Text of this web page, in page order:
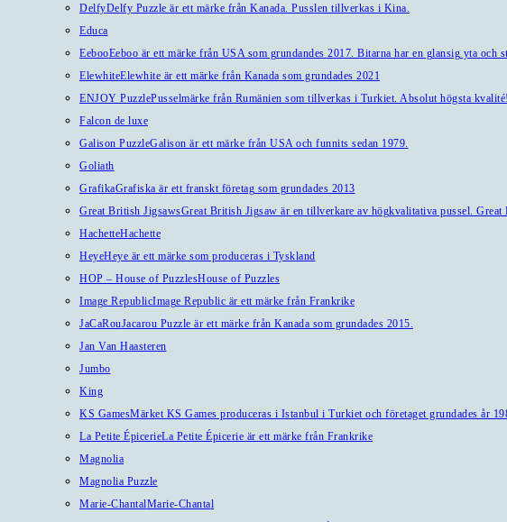
DelfyDelfy Puzzle är ett märke från Kanada. Pusslen tillverkas i Kina.
Educa
EebooEeboo är ett märke från USA som grundandes 2017. Bitarna har en glansig yta och
ElewhiteElewhite är ett märke från Kanada som grundades 2021
ENJOY PuzzlePusselmärke från Rumänien som tillverkas i Turkiet. Absolut högsta kvalité!
Falcon de luxe
Galison PuzzleGalison är ett märke från USA och funnits sedan 1979.
Goliath
GrafikaGrafiska är ett franskt företag som grundades 2013
Great British JigsawsGreat British Jigsaw är en tillverkare av högkvalitativa pussel.
HachetteHachette
HeyeHeye är ett märke som produceras i Tyskland
HOP – House of PuzzlesHouse of Puzzles
Image RepublicImage Republic är ett märke från Frankrike
JaCaRouJacarou Puzzle är ett märke från Kanada som grundades 2015.
Jan Van Haasteren
Jumbo
King
KS GamesMärket KS Games produceras i Istanbul i Turkiet och företaget grundades år
La Petite ÉpicerieLa Petite Épicerie är ett märke från Frankrike
Magnolia
Magnolia Puzzle
Marie-ChantalMarie-Chantal